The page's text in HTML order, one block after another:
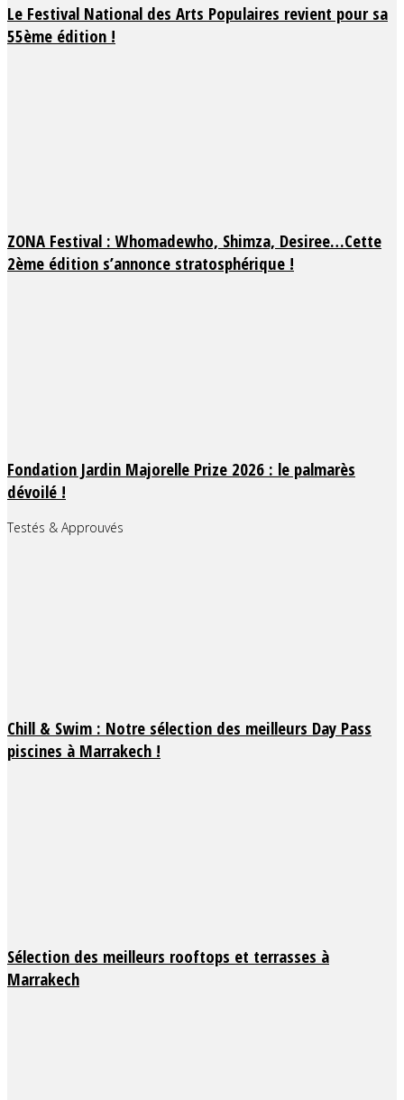
Le Festival National des Arts Populaires revient pour sa
55ème édition !
ZONA Festival : Whomadewho, Shimza, Desiree…Cette
2ème édition s’annonce stratosphérique !
Fondation Jardin Majorelle Prize 2026 : le palmarès
dévoilé !
Testés & Approuvés
Chill & Swim : Notre sélection des meilleurs Day Pass
piscines à Marrakech !
Sélection des meilleurs rooftops et terrasses à
Marrakech